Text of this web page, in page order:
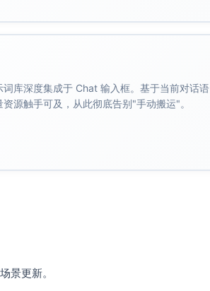
库深度集成于 Chat 输入框。基于当前对话语
源触手可及，从此彻底告别"手动搬运"。
景更新。